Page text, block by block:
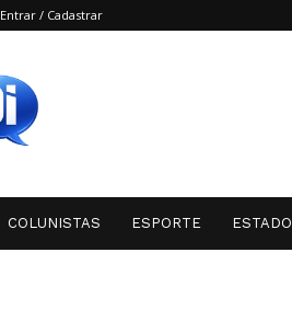
Entrar / Cadastrar
COLUNISTAS ESPORTE ESTADO